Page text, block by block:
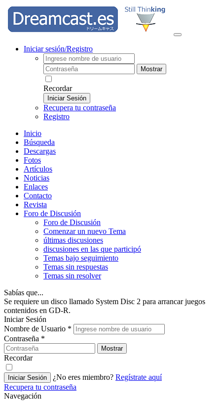
Iniciar sesión/Registro
Mostrar
Recordar
Iniciar Sesión
Recupera tu contraseña
Registro
Inicio
Búsqueda
Descargas
Fotos
Artículos
Noticias
Enlaces
Contacto
Revista
Foro de Discusión
Foro de Discusión
Comenzar un nuevo Tema
últimas discusiones
discusiones en las que participó
Temas bajo seguimiento
Temas sin respuestas
Temas sin resolver
Sabías que...
Se requiere un disco llamado System Disc 2 para arrancar juegos
contenidos en GD-R.
Iniciar Sesión
Nombre de Usuario *
Contraseña *
Mostrar
Recordar
Iniciar Sesión ¿No eres miembro? Regístrate aquí
Recupera tu contraseña
Navegación